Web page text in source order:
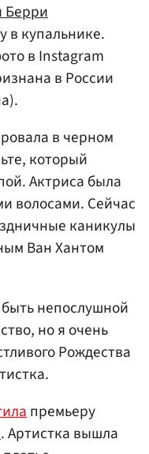
Берри
в купальнике.
в Instagram
в России
в черном
который
Актриса была
волосами. Сейчас
каникулы
Ван Хантом
непослушной
но я очень
Рождества
премьеру
. Артистка вышла